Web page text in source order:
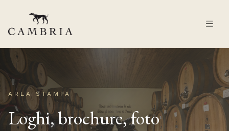
AREA STAMPA
Loghi, brochure, foto